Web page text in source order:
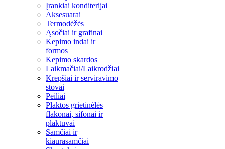
Įrankiai konditerijai
Aksesuarai
Termodėžės
Ąsočiai ir grafinai
Kepimo indai ir
formos
Kepimo skardos
Laikmačiai/Laikrodžiai
Krepšiai ir serviravimo
stovai
Peiliai
Plaktos grietinėlės
flakonai, sifonai ir
plaktuvai
Samčiai ir
kiaurasamčiai